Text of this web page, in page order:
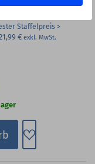
Staffelpreis
€
Zum